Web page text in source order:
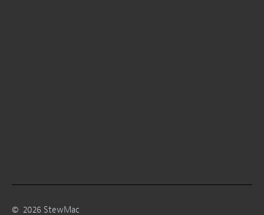
© 2026 StewMac